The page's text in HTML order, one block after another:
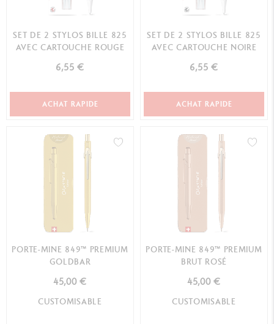
SET DE 2 STYLOS BILLE 825
AVEC CARTOUCHE ROUGE
6,55 €
ACHAT RAPIDE
SET DE 2 STYLOS BILLE 825
AVEC CARTOUCHE NOIRE
6,55 €
ACHAT RAPIDE
PORTE-MINE 849™ PREMIUM
GOLDBAR
45,00 €
CUSTOMISABLE
PORTE-MINE 849™ PREMIUM
BRUT ROSÉ
45,00 €
CUSTOMISABLE